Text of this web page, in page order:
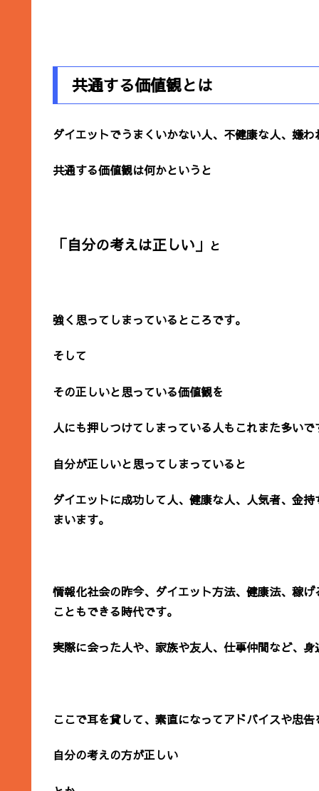
共通する価値観とは
ダイエットでうまくいかない人、不健康な人、嫌
共通する価値観は何かというと
「自分の考えは正しい」 と
強く思ってしまっているところです。
そして
その正しいと思っている価値観を
人にも押しつけてしまっている人もこれまた多いで
自分が正しいと思ってしまっていると
ダイエットに成功して人、健康な人、人気者、金
まいます。
情報化社会の昨今、ダイエット方法、健康法、稼
こともできる時代です。
実際に会った人や、家族や友人、仕事仲間など、
ここで耳を貸して、素直になってアドバイスや忠
自分の考えの方が正しい